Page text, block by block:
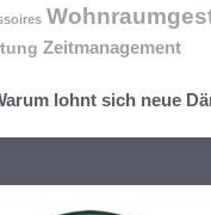
Zeitmanagement
lohnt sich neue